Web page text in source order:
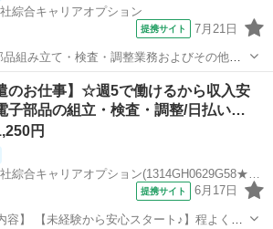
綜合キャリアオプション
提携サイト 7月21日
品組み立て・検査・調整業務およびその他付
ィリレー) のラインオペレータ【取扱製品情
探し...
駅 工場
のお仕事】☆週5で働けるから収入安
子部品の組立・検査・調整/日払い…
円
提携サイト 6月17日
容】 【未経験から安心スタート♪】程よく残